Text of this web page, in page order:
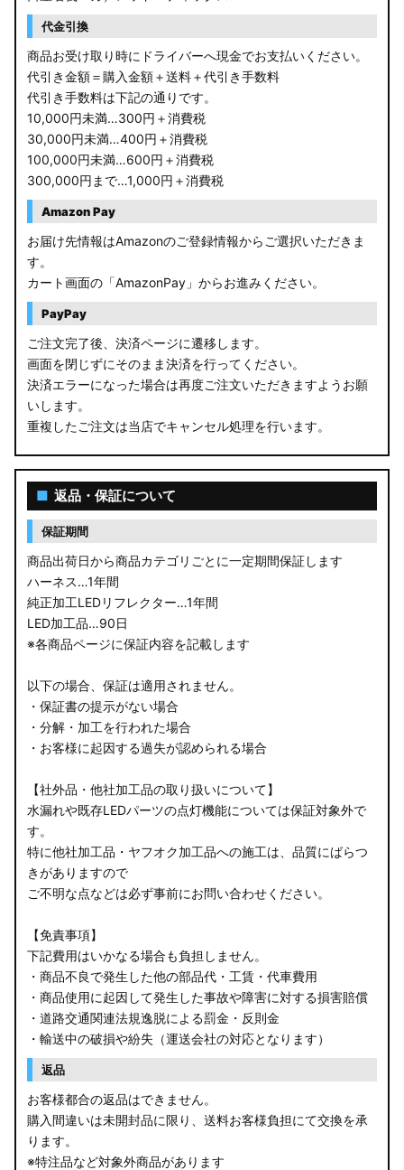
代金引換
商品お受け取り時にドライバーへ現金でお支払いください。
代引き金額＝購入金額＋送料＋代引き手数料
代引き手数料は下記の通りです。
10,000円未満…300円＋消費税
30,000円未満…400円＋消費税
100,000円未満…600円＋消費税
300,000円まで…1,000円＋消費税
Amazon Pay
お届け先情報はAmazonのご登録情報からご選択いただきま
す。
カート画面の「AmazonPay」からお進みください。
PayPay
ご注文完了後、決済ページに遷移します。
画面を閉じずにそのまま決済を行ってください。
決済エラーになった場合は再度ご注文いただきますようお願
いします。
重複したご注文は当店でキャンセル処理を行います。
■ 返品・保証について
保証期間
商品出荷日から商品カテゴリごとに一定期間保証します
ハーネス…1年間
純正加工LEDリフレクター…1年間
LED加工品…90日
※各商品ページに保証内容を記載します
以下の場合、保証は適用されません。
・保証書の提示がない場合
・分解・加工を行われた場合
・お客様に起因する過失が認められる場合
【社外品・他社加工品の取り扱いについて】
水漏れや既存LEDパーツの点灯機能については保証対象外で
す。
特に他社加工品・ヤフオク加工品への施工は、品質にばらつ
きがありますので
ご不明な点などは必ず事前にお問い合わせください。
【免責事項】
下記費用はいかなる場合も負担しません。
・商品不良で発生した他の部品代・工賃・代車費用
・商品使用に起因して発生した事故や障害に対する損害賠償
・道路交通関連法規逸脱による罰金・反則金
・輸送中の破損や紛失（運送会社の対応となります）
返品
お客様都合の返品はできません。
購入間違いは未開封品に限り、送料お客様負担にて交換を承
ります。
※特注品など対象外商品があります